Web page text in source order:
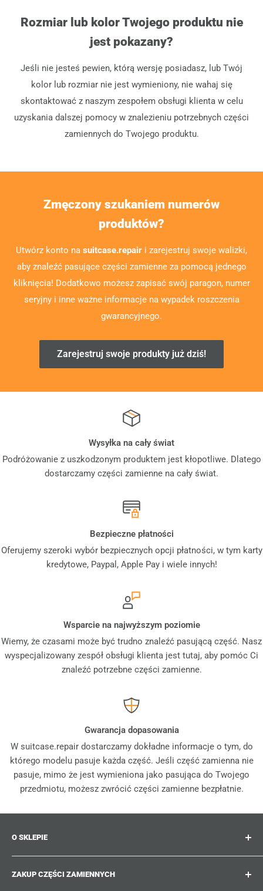
Rozmiar lub kolor Twojego produktu nie
jest pokazany?
Jeśli nie jesteś pewien, którą wersję posiadasz, lub Twój
kolor lub rozmiar nie jest wymieniony, nie wahaj się
skontaktować z naszym zespołem obsługi klienta w celu
uzyskania dalszej pomocy w znalezieniu potrzebnych części
zamiennych do Twojego produktu.
Zmęczony szukaniem numerów
produktów?
Utwórz konto na suitcase.repair i zarejestruj swoje walizki,
aby znaleźć pasujące części zamienne za pomocą jednego
kliknięcia! Dodatkowo możesz zapisać swój paragon, numer
seryjny i inne ważne informacje na wypadek roszczenia
gwarancyjnego.
Zarejestruj swoje produkty już dziś!
Wysyłka na cały świat
Podróżowanie z uszkodzonym produktem jest kłopotliwe. Dlatego
dostarczamy części zamienne na cały świat.
Bezpieczne płatności
Oferujemy szeroki wybór bezpiecznych opcji płatności, w tym karty
kredytowe, Paypal, Apple Pay i wiele innych!
Wsparcie na najwyższym poziomie
Wiemy, że czasami może być trudno znaleźć pasującą część. Nasz
wyspecjalizowany zespół obsługi klienta jest tutaj, aby pomóc Ci
znaleźć potrzebne części zamienne.
Gwarancja dopasowania
W suitcase.repair dostarczamy dokładne informacje o tym, do
którego modelu pasuje każda część. Jeśli część zamienna nie
pasuje, mimo że jest wymieniona jako pasująca do Twojego
przedmiotu, możesz zwrócić części zamienne bezpłatnie.
O SKLEPIE
Suitcase.repair to Twój sklep jednorazowy dla części
zamiennych, akcesoriów i ulepszeń do Twoich
ZAKUP CZĘŚCI ZAMIENNYCH